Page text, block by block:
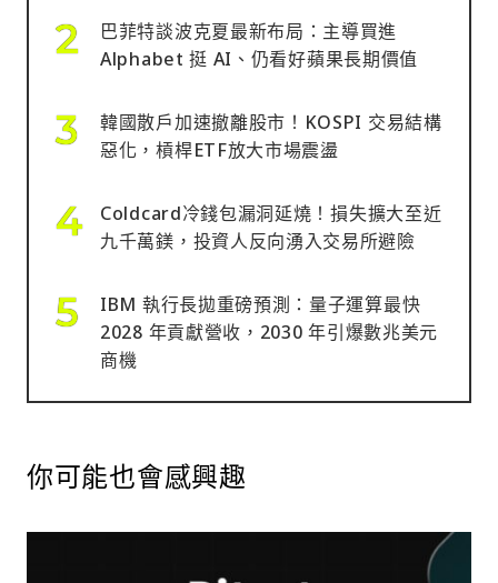
巴菲特談波克夏最新布局：主導買進
Alphabet 挺 AI、仍看好蘋果長期價值
韓國散戶加速撤離股市！KOSPI 交易結構
惡化，槓桿ETF放大市場震盪
Coldcard冷錢包漏洞延燒！損失擴大至近
九千萬鎂，投資人反向湧入交易所避險
IBM 執行長拋重磅預測：量子運算最快
2028 年貢獻營收，2030 年引爆數兆美元
商機
你可能也會感興趣